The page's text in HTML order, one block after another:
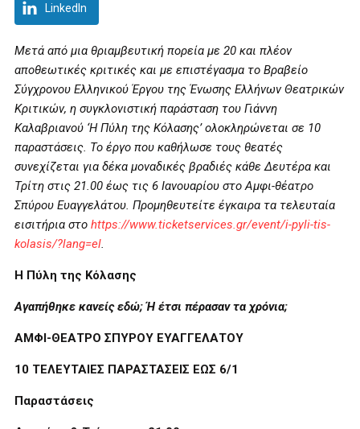
LinkedIn
Μετά από μια θριαμβευτική πορεία με 20 και πλέον
αποθεωτικές κριτικές και με επιστέγασμα το Βραβείο
Σύγχρονου Ελληνικού Έργου της Ένωσης Ελλήνων Θεατρικών
Κριτικών, η συγκλονιστική παράσταση του Γιάννη
Καλαβριανού ‘Η Πύλη της Κόλασης’ ολοκληρώνεται σε 10
παραστάσεις. Το έργο που καθήλωσε τους θεατές
συνεχίζεται για δέκα μοναδικές βραδιές κάθε Δευτέρα και
Τρίτη στις 21.00 έως τις 6 Ιανουαρίου στο Αμφι-θέατρο
Σπύρου Ευαγγελάτου. Προμηθευτείτε έγκαιρα τα τελευταία
εισιτήρια στο https://www.ticketservices.gr/event/i-pyli-tis-
kolasis/?lang=el.
Η Πύλη της Κόλασης
Αγαπήθηκε κανείς εδώ; Ή έτσι πέρασαν τα χρόνια;
ΑΜΦΙ-ΘΕΑΤΡΟ ΣΠΥΡΟΥ ΕΥΑΓΓΕΛΑΤΟΥ
10 ΤΕΛΕΥΤΑΙΕΣ ΠΑΡΑΣΤΑΣΕΙΣ ΕΩΣ 6/1
Παραστάσεις